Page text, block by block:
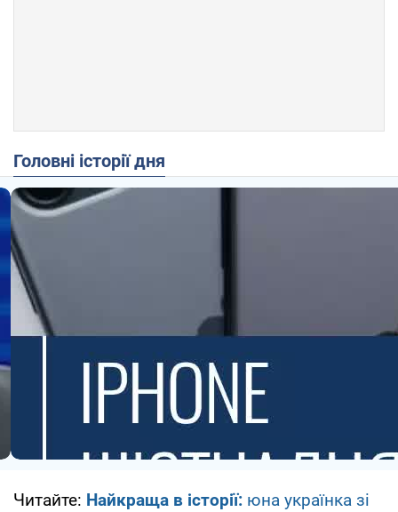
Головні історії дня
Читайте: Найкраща в історії: юна українка зі